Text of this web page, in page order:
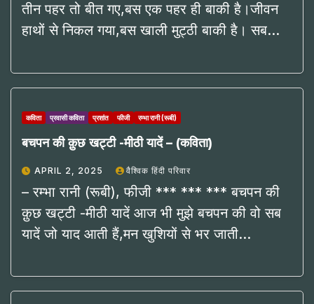
तीन पहर तो बीत गए,बस एक पहर ही बाकी है।जीवन
हाथों से निकल गया,बस खाली मुट्ठी बाकी है। सब…
कविता प्रवासी कविता प्रशांत फीजी रम्भा रानी (रूबी)
बचपन की क़ुछ खट्टी -मीठी यादें – (कविता)
APRIL 2, 2025 वैश्विक हिंदी परिवार
– रम्भा रानी (रूबी), फीजी *** *** *** बचपन की
क़ुछ खट्टी -मीठी यादें आज भी मुझे बचपन की वो सब
यादें जो याद आती हैं,मन खुशियों से भर जाती…